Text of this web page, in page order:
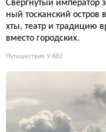
Свергнутый император
ный тосканский остров
хты, театр и традицию
вместо городских.
Путешествия 9 682